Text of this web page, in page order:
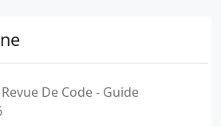
De Code - Guide